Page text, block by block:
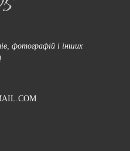
фотографій і інших